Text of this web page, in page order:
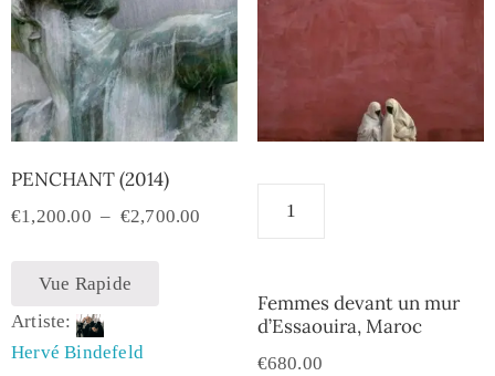
PENCHANT (2014)
€1,200.00 – €2,700.00
Vue Rapide
Artiste:
Hervé Bindefeld
Femmes devant un mur
d’Essaouira, Maroc
€680.00